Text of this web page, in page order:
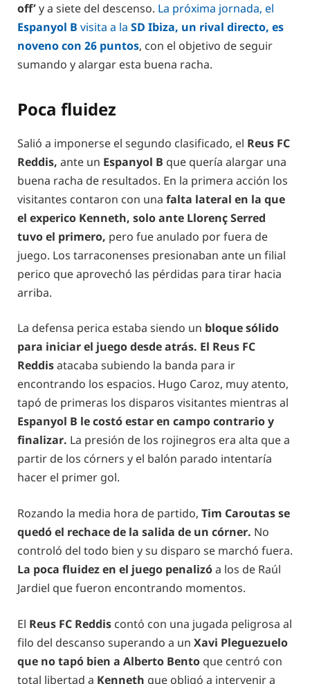
off’y a siete del descenso. La próxima jornada, el
Espanyol B visita a la SD Ibiza, un rival directo, es
noveno con 26 puntos, con el objetivo de seguir
sumando y alargar esta buena racha.
Poca fluidez
Salió a imponerse el segundo clasificado, el Reus FC
Reddis, ante un Espanyol B que quería alargar una
buena racha de resultados. En la primera acción los
visitantes contaron con una falta lateral en la que
el experico Kenneth, solo ante Llorenç Serred
tuvo el primero, pero fue anulado por fuera de
juego. Los tarraconenses presionaban ante un filial
perico que aprovechó las pérdidas para tirar hacia
arriba.
La defensa perica estaba siendo un bloque sólido
para iniciar el juego desde atrás. El Reus FC
Reddisatacaba subiendo la banda para ir
encontrando los espacios. Hugo Caroz, muy atento,
tapó de primeras los disparos visitantes mientras al
Espanyol B le costó estar en campo contrario y
finalizar. La presión de los rojinegros era alta que a
partir de los córners y el balón parado intentaría
hacer el primer gol.
Rozando la media hora de partido, Tim Caroutas se
quedó el rechace de la salida de un córner. No
controló del todo bien y su disparo se marchó fuera.
La poca fluidez en el juego penalizóa los de Raúl
Jardiel que fueron encontrando momentos.
El Reus FC Reddis contó con una jugada peligrosa al
filo del descanso superando a un Xavi Pleguezuelo
que no tapó bien a Alberto Bento que centró con
total libertad a Kenneth que obligó a intervenir a